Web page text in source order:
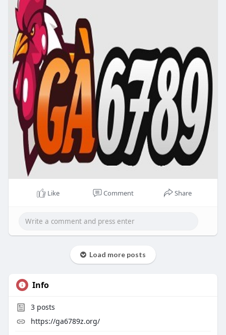
Like Comment Share
Load more posts
Info
3posts
https://ga6789z.org/